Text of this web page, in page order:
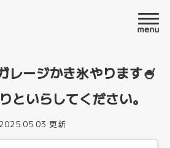
レージかき氷やります🍧
といらしてください。
更新